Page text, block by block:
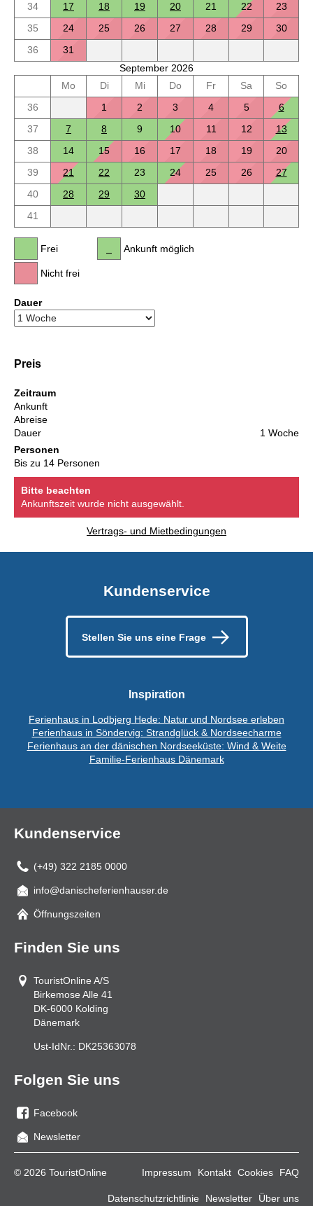
34
17 18 19 20 21 22
23
35
24 25 26 27 28 29
30
36
31
September 2026
Mo
Di Mi Do Fr Sa
So
36
1 2 3 4 5
6
37
7 8 9 10 11 12
13
38
14 15 16 17 18 19
20
39
21 22 23 24 25 26
27
40
28 29
30
41
Frei
Nicht frei
Ankunft möglich
Dauer
Preis
Zeitraum
Ankunft
Abreise
Dauer
1 Woche
Personen
Bis zu 14 Personen
Bitte beachten
Ankunftszeit wurde nicht ausgewählt.
Vertrags- und Mietbedingungen
Kundenservice
Stellen Sie uns eine Frage
Inspiration
Ferienhaus in Lodbjerg Hede: Natur und Nordsee erleben
Ferienhaus in Söndervig: Strandglück & Nordseecharme
Ferienhaus an der dänischen Nordseeküste: Wind & Weite
Familie-Ferienhaus Dänemark
Kundenservice
(+49) 322 2185 0000
Mail
info@danischeferienhauser.de
Öffnungszeiten
Finden Sie uns
TouristOnline A/S
Birkemose Alle 41
DK-6000 Kolding
Dänemark
Ust-IdNr.: DK25363078
Folgen Sie uns
Sie
uns
Facebook
Newsletter
© 2026 TouristOnline Impressum Kontakt Cookies FAQ
Datenschutzrichtlinie Newsletter Über uns